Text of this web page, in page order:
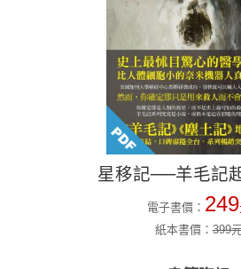
星移記──羊毛記
電子書價： 249
紙本書價：399